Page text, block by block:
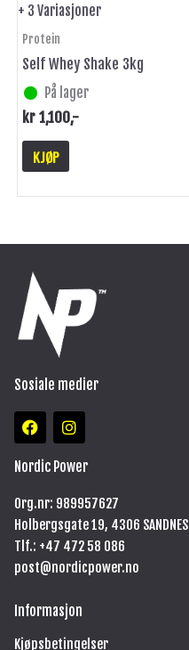
+ 3 Variasjoner
Protein
Self Whey Shake 3kg
På lager
kr1,100,-
KJØP
på
Sosiale medier
F
a
e
o
o
k
I
n
t
g
r
a
m
Nordic Power
Org.nr: 989957627
Holbergsgate 19, 4306 SANDNES
Tlf.: +47 472 58 086
post@nordicpower.no
Informasjon
Kjøpsbetingelser